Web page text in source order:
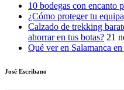
10 bodegas con encanto
¿Cómo proteger tu
Calzado de trekking
ahorrar en tus botas? 21
Qué ver en Salamanca
José Escribano